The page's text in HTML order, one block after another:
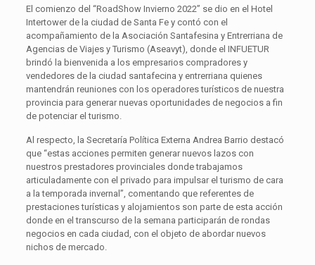
El comienzo del “RoadShow Invierno 2022” se dio en el Hotel
Intertower de la ciudad de Santa Fe y contó con el
acompañamiento de la Asociación Santafesina y Entrerriana de
Agencias de Viajes y Turismo (Aseavyt), donde el INFUETUR
brindó la bienvenida a los empresarios compradores y
vendedores de la ciudad santafecina y entrerriana quienes
mantendrán reuniones con los operadores turísticos de nuestra
provincia para generar nuevas oportunidades de negocios a fin
de potenciar el turismo.
Al respecto, la Secretaría Política Externa Andrea Barrio destacó
que “estas acciones permiten generar nuevos lazos con
nuestros prestadores provinciales donde trabajamos
articuladamente con el privado para impulsar el turismo de cara
a la temporada invernal”, comentando que referentes de
prestaciones turísticas y alojamientos son parte de esta acción
donde en el transcurso de la semana participarán de rondas
negocios en cada ciudad, con el objeto de abordar nuevos
nichos de mercado.